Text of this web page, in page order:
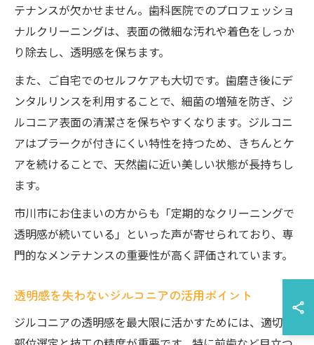
テナンスが欠かせません。歯科医院でのプロフェッショ
ナルクリーニングは、表面の微細な汚れや着色をしっか
り除去し、透明感を保ちます。
また、ご自宅でのセルフケアも大切です。歯磨き後にデ
ンタルリンスを利用することで、細菌の増殖を防ぎ、ジ
ルコニア表面の清潔さを保ちやすくなります。ジルコニ
アはプラークが付きにくい特性を持つため、きちんとケ
アを続けることで、天然歯に近い美しい状態が長持ちし
ます。
市川市にお住まいの方からも「定期的なクリーニングで
透明感が続いている」といった声が寄せられており、専
門的なメンテナンスの重要性が高く評価されています。
透明感を失わないジルコニアの活用ポイント
ジルコニアの透明感を最大限に活かすためには、適切な